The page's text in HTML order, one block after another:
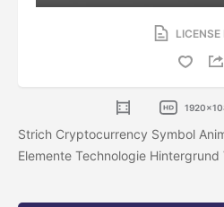
LICENSE
Strich Cryptocurrency Symbol
Elemente Technologie Hintergrund